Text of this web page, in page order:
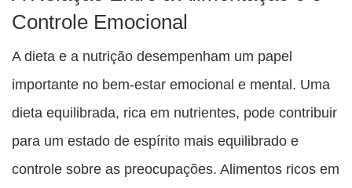
Controle Emocional
A dieta e a nutrição desempenham um papel
importante no bem-estar emocional e mental. Uma
dieta equilibrada, rica em nutrientes, pode contribuir
para um estado de espírito mais equilibrado e
controle sobre as preocupações. Alimentos ricos em